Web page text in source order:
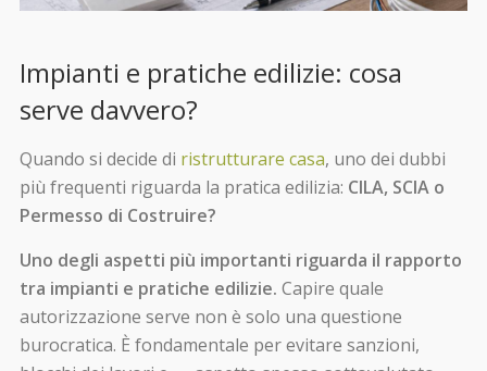
Impianti e pratiche edilizie: cosa
serve davvero?
Quando si decide di ristrutturare casa, uno dei dubbi
più frequenti riguarda la pratica edilizia: CILA, SCIA o
Permesso di Costruire?
Uno degli aspetti più importanti riguarda il rapporto
tra impianti e pratiche edilizie. Capire quale
autorizzazione serve non è solo una questione
burocratica. È fondamentale per evitare sanzioni,